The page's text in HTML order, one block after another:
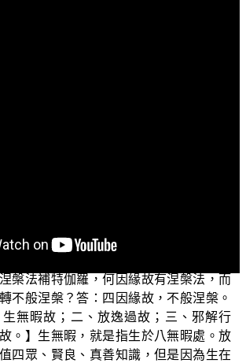
提到了無暇和圓滿。在談到不般涅槃的
寫著：【問：若住種姓補特伽羅有涅槃
槃法補特伽羅，何因緣故有涅槃法，而
不般涅槃？答：四因緣故，不般涅槃。
無暇故；二、放逸過故；三、邪解行
。】生無暇，就是指生於八無暇處。放
四眾、賢良、真善知識，但是因為生在